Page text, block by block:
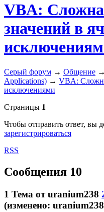
VBA:
значений в
Серый форум → Общение →
Applications) → VBA:
исключениями
Страницы 1
Чтобы отправить ответ, вы
зарегистрироваться
RSS
Сообщения 10
1 Тема отuranium238
(изменено: